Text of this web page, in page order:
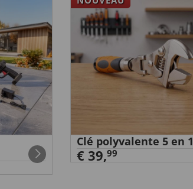
Clé polyvalente 5 en 1
€ 39,99